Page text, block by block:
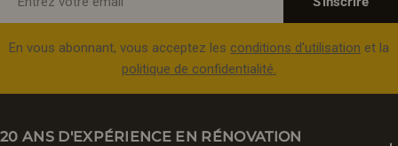
En vous abonnant, vous acceptez les conditions d'utilisation et la
politique de confidentialité.
20 ANS D'EXPÉRIENCE EN RÉNOVATION